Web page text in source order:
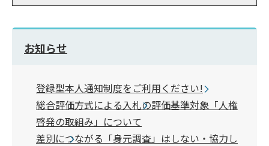
お知らせ
登録型本人通知制度をご利用ください!
総合評価方式による入札の評価基準対象「人権
啓発の取組み」について
差別につながる「身元調査」はしない・協力し